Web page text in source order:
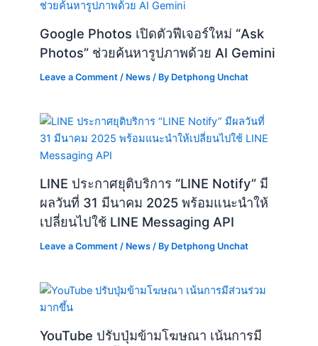
Google Photos เปิดตัวฟีเจอร์ใหม่ “Ask
Photos” ช่วยค้นหารูปภาพด้วย AI Gemini
Leave a Comment / News / By Detphong Unchat
LINE ประกาศยุติบริการ “LINE Notify” มี
ผลวันที่ 31 มีนาคม 2025 พร้อมแนะนำให้
เปลี่ยนไปใช้ LINE Messaging API
Leave a Comment / News / By Detphong Unchat
YouTube ปรับปุ่มข้ามโฆษณา เน้นการมี